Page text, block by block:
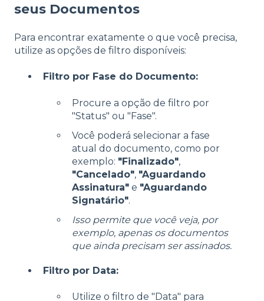
seus Documentos
Para encontrar exatamente o que você precisa,
utilize as opções de filtro disponíveis:
Filtro por Fase do Documento:
Procure a opção de filtro por
"Status" ou "Fase".
Você poderá selecionar a fase
atual do documento, como por
exemplo: "Finalizado",
"Cancelado", "Aguardando
Assinatura" e "Aguardando
Signatário".
Isso permite que você veja, por
exemplo, apenas os documentos
que ainda precisam ser assinados.
Filtro por Data:
Utilize o filtro de "Data" para